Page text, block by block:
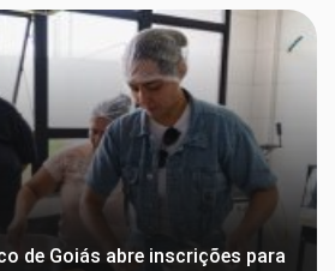
de Goiás abre inscrições para